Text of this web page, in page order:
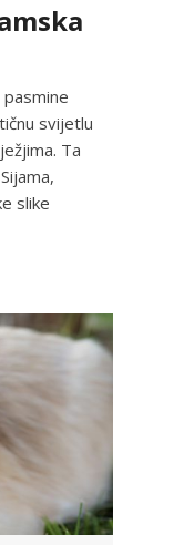
svijetlu
Ta
slike